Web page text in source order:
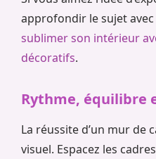
approfondir le sujet
sublimer son intérieur
décoratifs.
Rythme, équilibre
La réussite d’un mur de
visuel. Espacez les